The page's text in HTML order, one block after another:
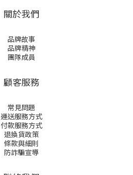
關於我們
品牌故事
品牌精神
團隊成員
顧客服務
常見問題
運送服務方式
付款服務方式
退換貨政策
條款與細則
防詐騙宣導